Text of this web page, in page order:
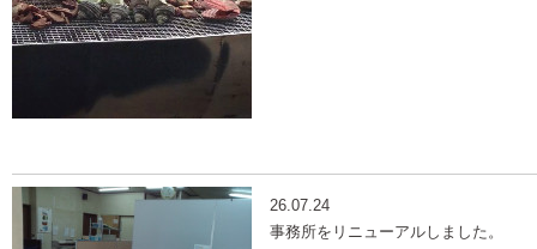
26.07.24
事務所をリニューアルしました。